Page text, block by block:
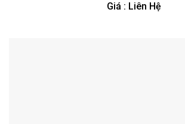
Giá : Liên Hệ